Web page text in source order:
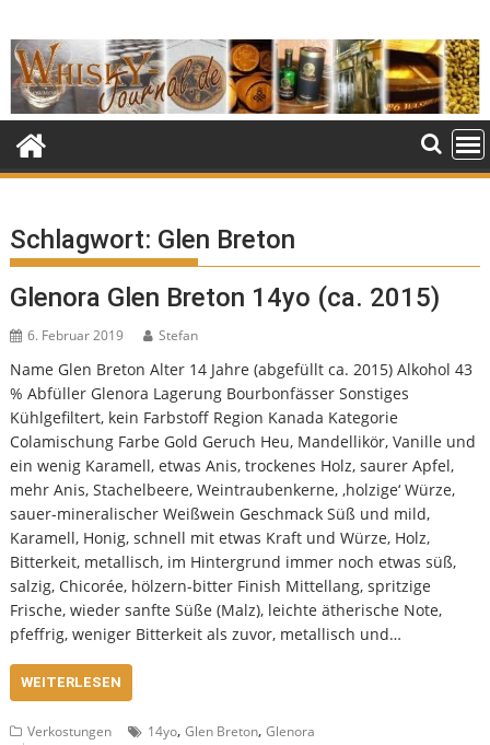
to
content
Schlagwort: Glen Breton
Glenora Glen Breton 14yo (ca. 2015)
6. Februar 2019 Stefan
Name Glen Breton Alter 14 Jahre (abgefüllt ca. 2015) Alkohol 43
% Abfüller Glenora Lagerung Bourbonfässer Sonstiges
Kühlgefiltert, kein Farbstoff Region Kanada Kategorie
Colamischung Farbe Gold Geruch Heu, Mandellikör, Vanille und
ein wenig Karamell, etwas Anis, trockenes Holz, saurer Apfel,
mehr Anis, Stachelbeere, Weintraubenkerne, ‚holzige‘ Würze,
sauer-mineralischer Weißwein Geschmack Süß und mild,
Karamell, Honig, schnell mit etwas Kraft und Würze, Holz,
Bitterkeit, metallisch, im Hintergrund immer noch etwas süß,
salzig, Chicorée, hölzern-bitter Finish Mittellang, spritzige
Frische, wieder sanfte Süße (Malz), leichte ätherische Note,
pfeffrig, weniger Bitterkeit als zuvor, metallisch und…
WEITERLESEN
Verkostungen 14yo,Glen Breton,Glenora